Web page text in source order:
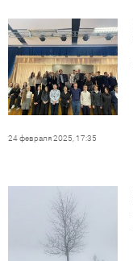
24 февраля 2025, 17:35